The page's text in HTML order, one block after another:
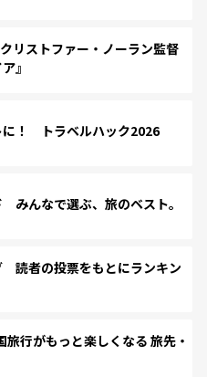
リストファー・ノーラン監督
』
に！ トラベルハック2026
みんなで選ぶ、旅のベスト。
読者の投票をもとにランキン
行がもっと楽しくなる 旅先・